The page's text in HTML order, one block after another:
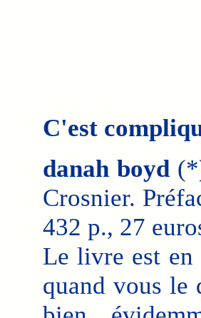
C'est
danah boyd(*)
Crosnier.
432 p., 27
Le livre est en
quand vous le